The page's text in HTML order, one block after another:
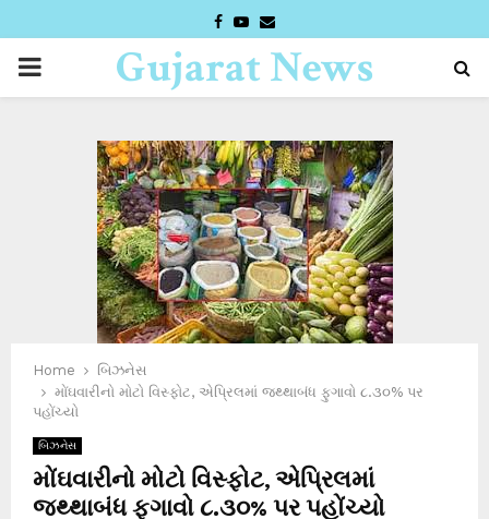
FACEBOOK
YOUTUBE
EMAIL
PRIMARYGujarat News
Home
બિઝનેસ
મોંઘવારીનો મોટો વિસ્ફોટ, એપ્રિલમાં જથ્થાબંધ ફુગાવો ૮.૩૦% પર
પહોંચ્યો
બિઝનેસ
મોંઘવારીનો મોટો વિસ્ફોટ, એપ્રિલમાં
જથ્થાબંધ ફુગાવો ૮.૩૦% પર પહોંચ્યો